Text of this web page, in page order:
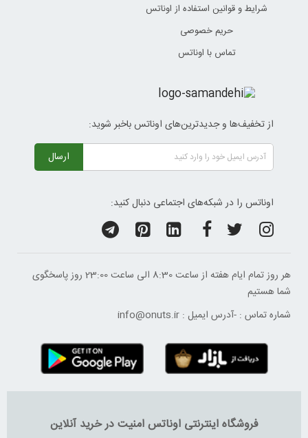
شرایط و قوانین استفاده از اوناتس
حریم خصوصی
تماس با اوناتس
از تخفیف‌ها و جدیدترین‌های اوناتس باخبر شوید:
ارسال
اوناتس را در شبکه‌های اجتماعی دنبال کنید:
هر روز تمام ایام هفته از ساعت 8:30 الی ساعت 23:00 ‌روز پاسخگوی
شما هستیم
شماره تماس : -آدرس ایمیل : info@onuts.ir
فروشگاه اینترنتی اوناتس امنیت در خرید آنلاین